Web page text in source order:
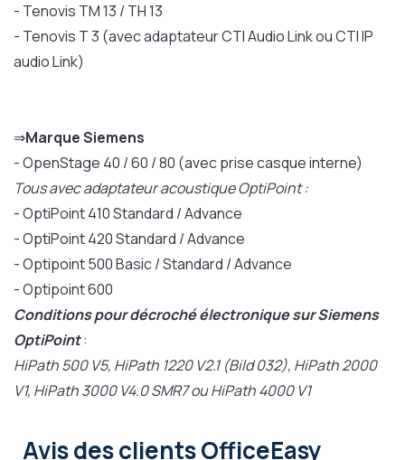
- Tenovis TM 13 / TH 13
- Tenovis T 3 (avec adaptateur CTI Audio Link ou CTI IP
audio Link)
⇒Marque Siemens
- OpenStage 40 / 60 / 80 (avec prise casque interne)
Tous avec adaptateur acoustique OptiPoint :
- OptiPoint 410 Standard / Advance
- OptiPoint 420 Standard / Advance
- Optipoint 500 Basic / Standard / Advance
- Optipoint 600
Conditions pour décroché électronique sur Siemens
OptiPoint:
HiPath 500 V5, HiPath 1220 V2.1 (Bild 032), HiPath 2000
V1, HiPath 3000 V4.0 SMR7 ou HiPath 4000 V1
Avis des clients OfficeEasy